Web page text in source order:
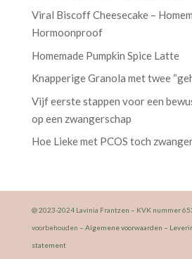
Viral Biscoff Cheesecake –
Hormoonproof
Homemade Pumpkin Spice Latte
Knapperige Granola met twee
Vijf eerste stappen voor een
op een zwangerschap
Hoe Lieke met PCOS toch
@ 2023-2024 Lavinia Frantzen – KVK nummer
voorbehouden – Algemene voorwaarden –
statement